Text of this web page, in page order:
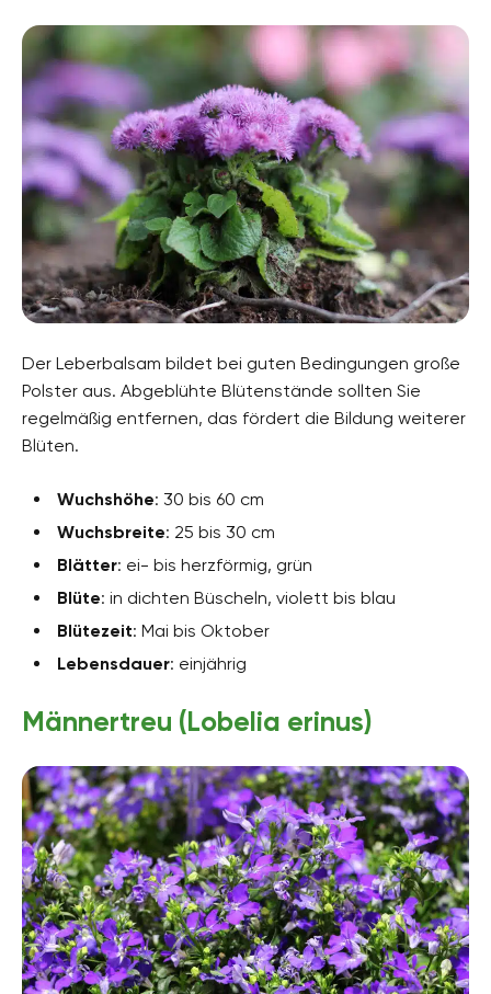
Der Leberbalsam bildet bei guten Bedingungen große
Polster aus. Abgeblühte Blütenstände sollten Sie
regelmäßig entfernen, das fördert die Bildung weiterer
Blüten.
Wuchshöhe: 30 bis 60 cm
Wuchsbreite: 25 bis 30 cm
Blätter: ei- bis herzförmig, grün
Blüte: in dichten Büscheln, violett bis blau
Blütezeit: Mai bis Oktober
Lebensdauer: einjährig
Männertreu (Lobelia erinus)